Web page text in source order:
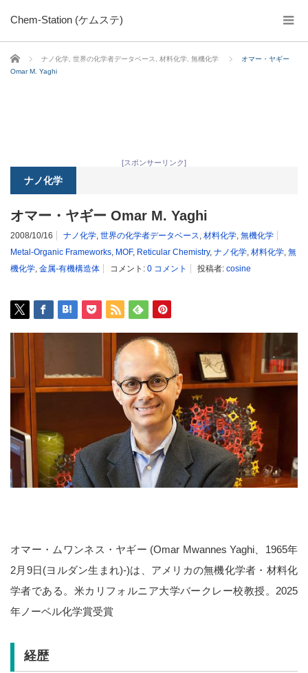
Chem-Station (ケムステ)
ホーム ナノ化学 世界の化学者データベース 材料化学 無機化学
オマー・ヤギー
Omar M. Yaghi
[スポンサーリンク]
ナノ化学
オマー・ヤギー Omar M. Yaghi
2008/10/16 ナノ化学, 世界の化学者データベース, 材料化学, 無機化学
Metal-Organic Frameworks, MOF, Reticular Chemistry, ナノ化学, 材料化学, 無
機化学, 金属-有機構造体 コメント: 0 コメント 投稿者: cosine
オマー・ムワンネス・ヤギー (Omar Mwannes Yaghi、1965年
2月9日(ヨルダン生まれ)-)は、アメリカの無機化学者・材料化
学者である。米カリフォルニア大学バークレー校教授。2025
年ノーベル化学賞受賞
経歴